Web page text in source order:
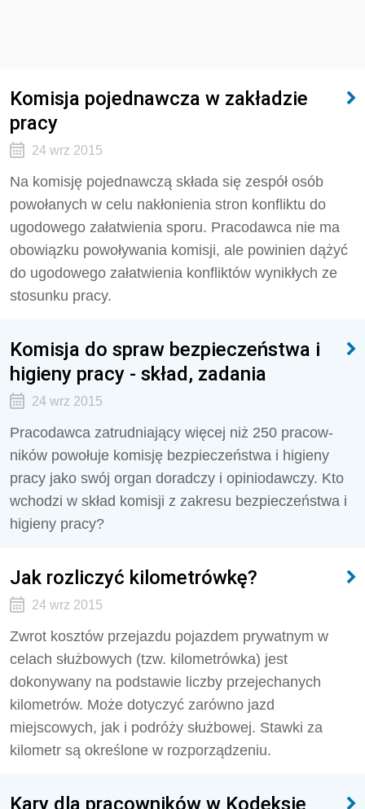
Komisja pojednawcza w zakładzie
pracy
24 wrz 2015
Na komisję pojednawczą składa się zespół osób
powołanych w celu nakłonienia stron konfliktu do
ugodowego załatwienia sporu. Pracodawca nie ma
obowiązku powoływania komisji, ale powinien dążyć
do ugodowego załatwienia konfliktów wynikłych ze
stosunku pracy.
Komisja do spraw bezpieczeństwa i
higieny pracy - skład, zadania
24 wrz 2015
Pracodawca zatrudniający więcej niż 250 pracow­
ników powołuje komisję bezpieczeństwa i higieny
pracy jako swój organ doradczy i opiniodawczy. Kto
wchodzi w skład komisji z zakresu bezpieczeństwa i
higieny pracy?
Jak rozliczyć kilometrówkę?
24 wrz 2015
Zwrot kosztów przejazdu pojazdem prywatnym w
celach służbowych (tzw. kilometrówka) jest
dokonywany na podsta­wie liczby przejechanych
kilometrów. Może doty­czyć zarówno jazd
miejscowych, jak i podróży służ­bowej. Stawki za
kilometr są określone w rozporządzeniu.
Kary dla pracowników w Kodeksie